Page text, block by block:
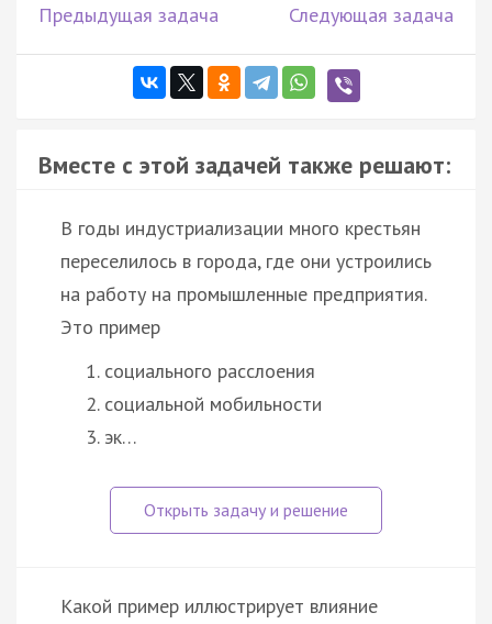
Предыдущая задача Следующая задача
Вместе с этой задачей также решают:
В годы индустриализации много крестьян
переселилось в города, где они устроились
на работу на промышленные предприятия.
Это пример
социального расслоения
социальной мобильности
эк…
Какой пример иллюстрирует влияние